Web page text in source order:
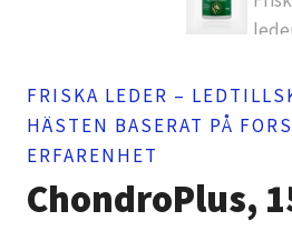
FRISKA LEDER –
HÄSTEN BASERAT PÅ
ERFARENHET
ChondroPlus,